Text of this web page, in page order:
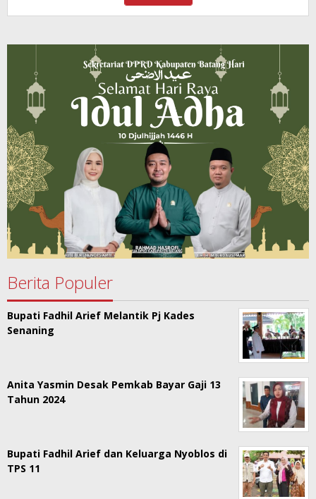
Berita Populer
Bupati Fadhil Arief Melantik Pj Kades
Senaning
Anita Yasmin Desak Pemkab Bayar Gaji 13
Tahun 2024
Bupati Fadhil Arief dan Keluarga Nyoblos di
TPS 11